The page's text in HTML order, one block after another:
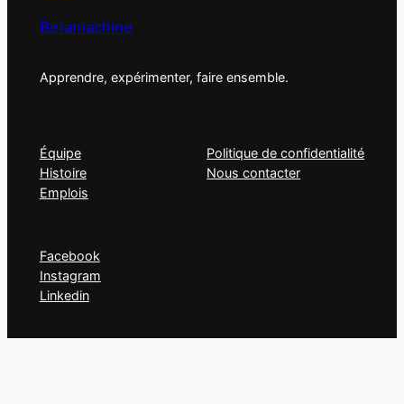
Betamachine
Apprendre, expérimenter, faire ensemble.
Équipe
Histoire
Emplois
Politique de confidentialité
Nous contacter
Facebook
Instagram
Linkedin